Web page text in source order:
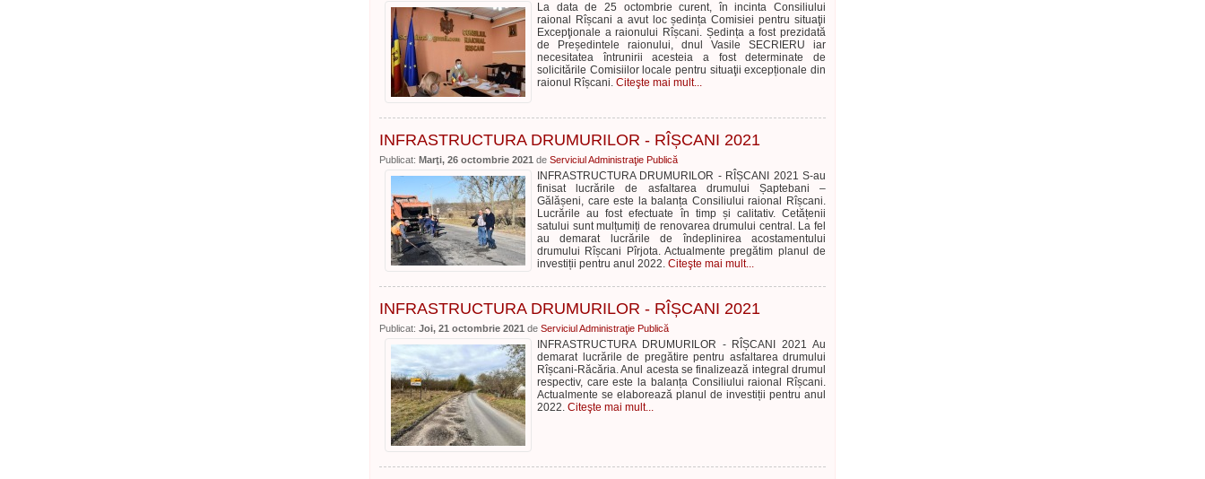
La data de 25 octombrie curent, în incinta Consiliului
raional Rîșcani a avut loc ședința Comisiei pentru situaţii
Excepţionale a raionului Rîșcani. Ședința a fost prezidată
de Președintele raionului, dnul Vasile SECRIERU iar
necesitatea întrunirii acesteia a fost determinate de
solicitările Comisiilor locale pentru situaţii excepționale din
raionul Rîșcani. Citeşte mai mult...
INFRASTRUCTURA DRUMURILOR - RÎȘCANI 2021
Publicat: Marţi, 26 octombrie 2021 de Serviciul Administraţie Publică
INFRASTRUCTURA DRUMURILOR - RÎȘCANI 2021 S-au
finisat lucrările de asfaltarea drumului Șaptebani –
Gălășeni, care este la balanța Consiliului raional Rîșcani.
Lucrările au fost efectuate în timp și calitativ. Cetățenii
satului sunt mulțumiți de renovarea drumului central. La fel
au demarat lucrările de îndeplinirea acostamentului
drumului Rîșcani Pîrjota. Actualmente pregătim planul de
investiții pentru anul 2022. Citeşte mai mult...
INFRASTRUCTURA DRUMURILOR - RÎȘCANI 2021
Publicat: Joi, 21 octombrie 2021 de Serviciul Administraţie Publică
INFRASTRUCTURA DRUMURILOR - RÎȘCANI 2021 Au
demarat lucrările de pregătire pentru asfaltarea drumului
Rîșcani-Răcăria. Anul acesta se finalizează integral drumul
respectiv, care este la balanța Consiliului raional Rîșcani.
Actualmente se elaborează planul de investiții pentru anul
2022. Citeşte mai mult...